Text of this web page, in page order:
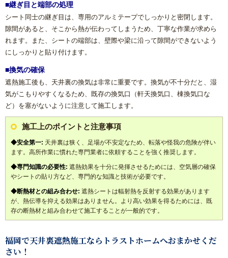
■継ぎ目と端部の処理
シート同士の継ぎ目は、専用のアルミテープでしっかりと密閉します。
隙間があると、そこから熱が伝わってしまうため、丁寧な作業が求めら
れます。また、シートの端部は、壁際や梁に沿って隙間ができないよう
にしっかりと貼り付けます。
■換気の確保
遮熱施工後も、天井裏の換気は非常に重要です。換気が不十分だと、湿
気がこもりやすくなるため、既存の換気口（軒天換気口、棟換気口な
ど）を塞がないように注意して施工します。
施工上のポイントと注意事項
◆安全第一: 天井裏は狭く、足場が不安定なため、転落や怪我の危険が伴い
ます。高所作業に慣れた専門業者に依頼することを強く推奨します。
◆専門知識の必要性: 遮熱効果を十分に発揮させるためには、空気層の確保
やシートの貼り方など、専門的な知識と技術が必要です。
◆断熱材との組み合わせ: 遮熱シートは輻射熱を反射する効果があります
が、熱伝導を抑える効果はありません。より高い効果を得るためには、既
存の断熱材と組み合わせて施工することが一般的です。
福岡で天井裏遮熱施工ならトラストホームへおまかせくだ
さい！